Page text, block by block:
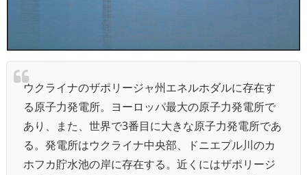
ウクライナのザポリージャ州エネルホダルに存在す
る原子力発電所。ヨーロッパ最大の原子力発電所で
あり、また、世界で3番目に大きな原子力発電所であ
る。発電所はウクライナ中央部、ドニエプル川のカ
ホフカ貯水池の岸に存在する。近くにはザポリージ